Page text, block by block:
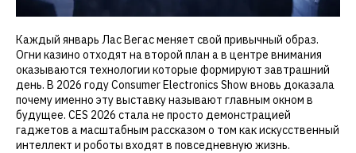
Каждый январь Лас Вегас меняет свой привычный образ.
Огни казино отходят на второй план а в центре внимания
оказываются технологии которые формируют завтрашний
день. В 2026 году Consumer Electronics Show вновь доказала
почему именно эту выставку называют главным окном в
будущее. CES 2026 стала не просто демонстрацией
гаджетов а масштабным рассказом о том как искусственный
интеллект и роботы входят в повседневную жизнь.